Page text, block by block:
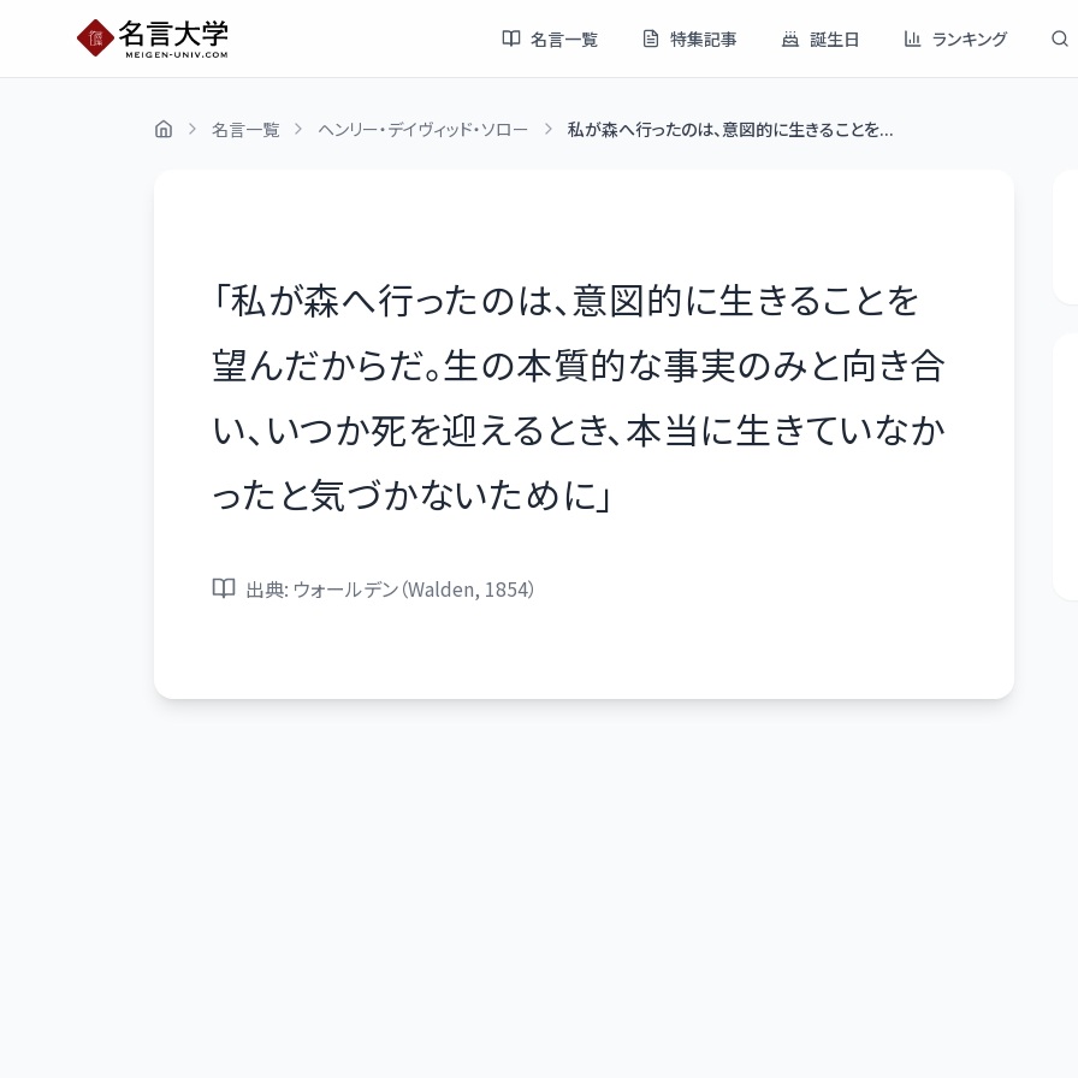
名言一覧 特集記事 誕生日 ランキング
名言一覧 ヘンリー・デイヴィッド・ソロー 私が森へ行ったのは、意図的に生きることを...
「私が森へ行ったのは、意図的に生きることを
望んだからだ。生の本質的な事実のみと向き合
い、いつか死を迎えるとき、本当に生きていなか
ったと気づかないために 」
出典: ウォールデン（Walden, 1854）